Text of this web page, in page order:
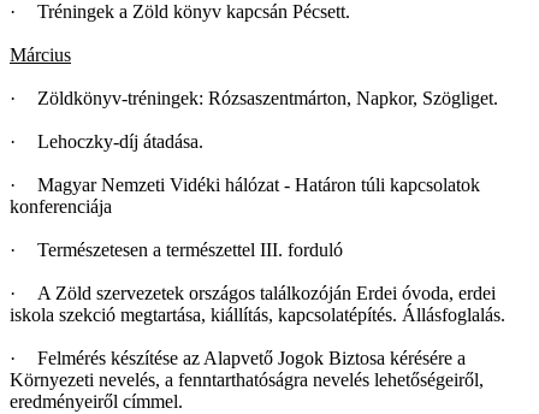
· Tréningek a Zöld könyv kapcsán Pécsett.
Március
· Zöldkönyv-tréningek: Rózsaszentmárton, Napkor, Szögliget.
· Lehoczky-díj átadása.
·
Magyar Nemzeti Vidéki hálózat - Határon túli kapcsolatok
konferenciája
· Természetesen a természettel III. forduló
·
A Zöld szervezetek országos találkozóján Erdei óvoda, erdei
iskola szekció megtartása, kiállítás, kapcsolatépítés. Állásfoglalás.
·
Felmérés készítése az Alapvető Jogok Biztosa kérésére a
Környezeti nevelés, a fenntarthatóságra nevelés lehetőségeiről,
eredményeiről címmel.